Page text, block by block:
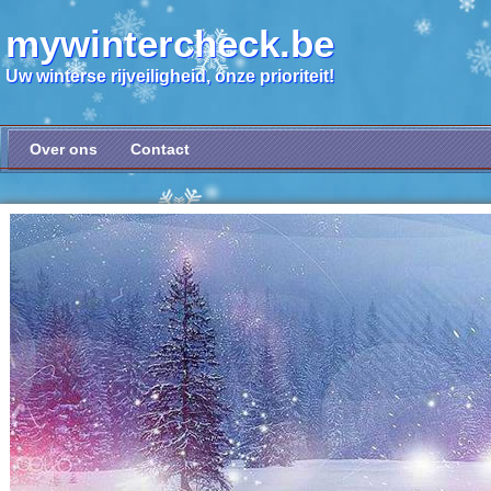
mywintercheck.be
Uw winterse rijveiligheid, onze prioriteit!
Over ons Contact